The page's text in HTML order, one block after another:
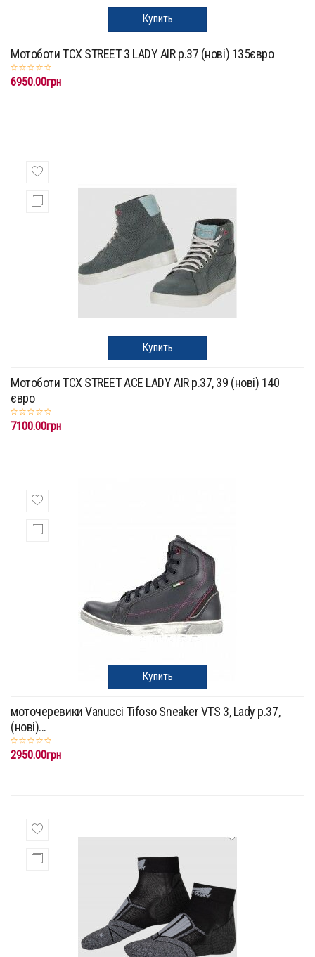
Купить
Мотоботи TCX STREET 3 LADY AIR p.37 (нові) 135євро
6950.00грн
Купить
Мотоботи TCX STREET ACE LADY AIR p.37, 39 (нові) 140
євро
7100.00грн
Купить
моточеревики Vanucci Tifoso Sneaker VTS 3, Lady р.37,
(нові)...
2950.00грн